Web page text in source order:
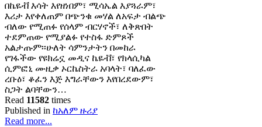
በኬዬቭ እሳት እየዘነበም፣ ሚሳኤል እያጓራም፣
እሪታ እየቀለጠም በጭንቁ መሃል ለአፍታ ብልጭ
ብለው የሚጠፉ የሰላም ብርሃኖች፣ ለቅጽበት
ተደምጠው የሚያልፉ የተስፋ ድምጾች
አልታጡም፡፡ሁለት ሳምንታትን በመከራ
የገፋችው የዩክሬኗ መዲና ኬዬቭ፣ የክላሲካል
ሲምፎኒ ሙዚቃ ኦርኬስትራ አባላት፣ ባለፈው
ረቡዕ፣ ቆፈን እጅ እግራቸውን እየበረደውም፣
ስጋት ልባቸውን…
Read 11582 times
Published in ከአለም ዙሪያ
Read more...